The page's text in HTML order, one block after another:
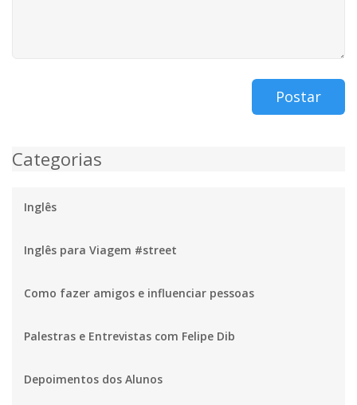
Postar
Categorias
Inglês
Inglês para Viagem #street
Como fazer amigos e influenciar pessoas
Palestras e Entrevistas com Felipe Dib
Depoimentos dos Alunos